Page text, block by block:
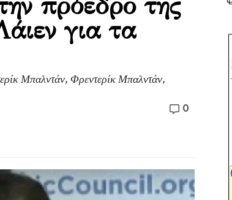
για τα
Μπαλντάν, Φρεντερίκ Μπαλντάν,
0